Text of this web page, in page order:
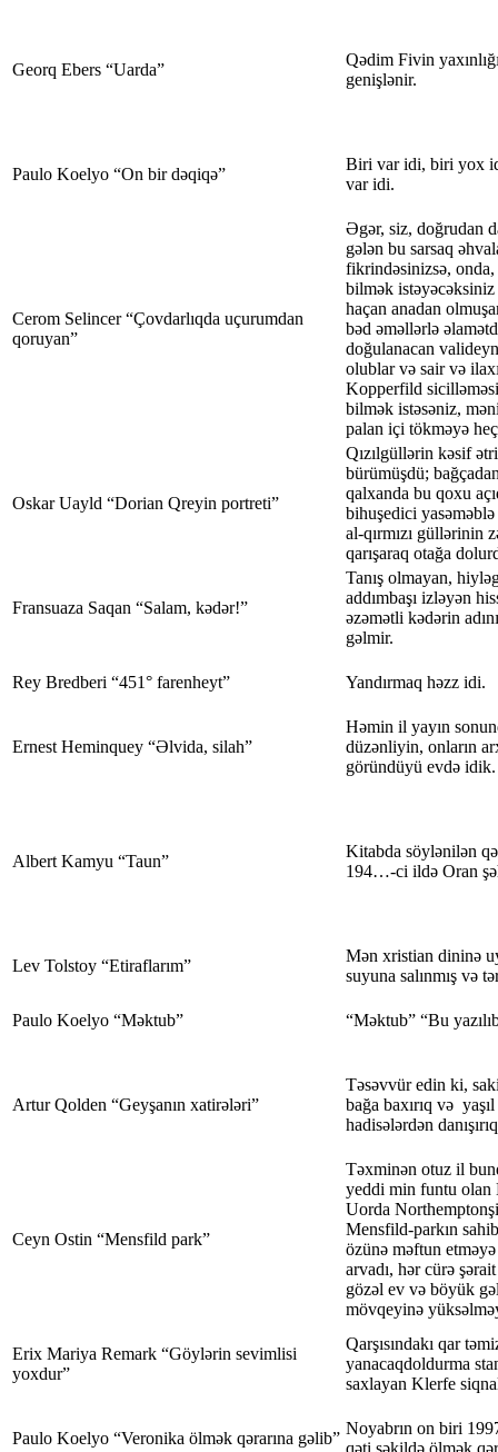
Georq Ebers “Uarda”
Qədim Fivin
genişlənir.
Paulo Koelyo “On bir dəqiqə”
Biri var idi, biri yox
var idi.
Cerom Selincer “Çovdarlıqda uçurumdan
qoruyan”
Əgər, siz, doğrudan
gələn bu sarsaq
fikrindəsinizsə,
bilmək
haçan anadan
bəd əməllərlə
doğulanacan
olublar və sair və
Kopperfild
bilmək istəsəniz,
palan içi tökməyə
Oskar Uayld “Dorian Qreyin portreti”
Qızılgüllərin kəsif
bürümüşdü;
qalxanda bu qoxu
bihuşedici
al-qırmızı güllərinin
qarışaraq otağa
Fransuaza Saqan “Salam, kədər!”
Tanış olmayan,
addımbaşı izləyən
əzəmətli kədərin
gəlmir.
Rey Bredberi “451° farenheyt” Yandırmaq həzz idi.
Ernest Heminquey “Əlvida, silah”
Həmin il yayın
düzənliyin, onların
göründüyü evdə idik.
Albert Kamyu “Taun”
Kitabda söylənilən
194…-ci ildə Oran
Lev Tolstoy “Etiraflarım”
Mən xristian dininə
suyuna salınmış və
Paulo Koelyo “Məktub” “Məktub” “Bu
Artur Qolden “Geyşanın xatirələri”
Təsəvvür edin ki,
bağa baxırıq və
hadisələrdən
Ceyn Ostin “Mensfild park”
Təxminən otuz il
yeddi min funtu
Uorda
Mensfild-parkın
özünə məftun
arvadı, hər cürə
gözəl ev və böyük
mövqeyinə
Erix Mariya Remark “Göylərin sevimlisi
yoxdur”
Qarşısındakı qar
yanacaqdoldurma
saxlayan Klerfe
Paulo Koelyo “Veronika ölmək qərarına gəlib”
Noyabrın on biri